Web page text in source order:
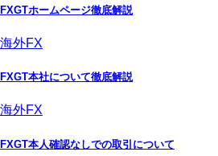
FXGTホームページ徹底解説
海外FX
FXGT本社について徹底解説
海外FX
FXGT本人確認なしでの取引について